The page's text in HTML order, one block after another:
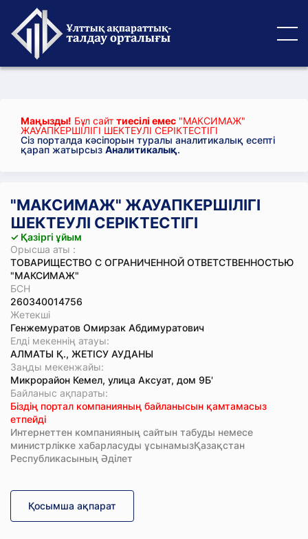
Маңызды! Бұл сайт тиесілі емес "МАКСИМАЖ"
ЖАУАПКЕРШІЛІГІ ШЕКТЕУЛІ СЕРІКТЕСТІГІ
Сіз порталда кәсіпорын туралы аналитикалық есепті
қарап жатырсыз Аналитикалық.
"МАКСИМАЖ" ЖАУАПКЕРШІЛІГІ
ШЕКТЕУЛІ СЕРІКТЕСТІГІ
✓ Қазіргі ұйым
Орысша аты :
ТОВАРИЩЕСТВО С ОГРАНИЧЕННОЙ ОТВЕТСТВЕННОСТЬЮ
"МАКСИМАЖ"
БСН
260340014756
Жетекші
Генжемуратов Омирзак Абдимуратович
Елді мекеннің атауы:
АЛМАТЫ Қ., ЖЕТІСУ АУДАНЫ
Заңды мекенжайы:
Микрорайон Кемел, улица Аксуат, дом 9Б'
Байланыс ақпараты:
Біздің портал компанияның байланысын қамтамасыз
етпейді
Интернеттен компанияның сайтын табуды немесе
министрлікке хабарласуды ұсынамызҚазақстан
Республикасының Әділет
Қосымша ақпарат